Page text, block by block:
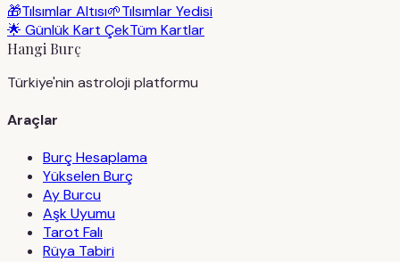
🎁Tılsımlar Altısı🌱Tılsımlar Yedisi
🌟 Günlük Kart ÇekTüm Kartlar
Hangi Burç
Türkiye'nin astroloji platformu
Araçlar
Burç Hesaplama
Yükselen Burç
Ay Burcu
Aşk Uyumu
Tarot Falı
Rüya Tabiri